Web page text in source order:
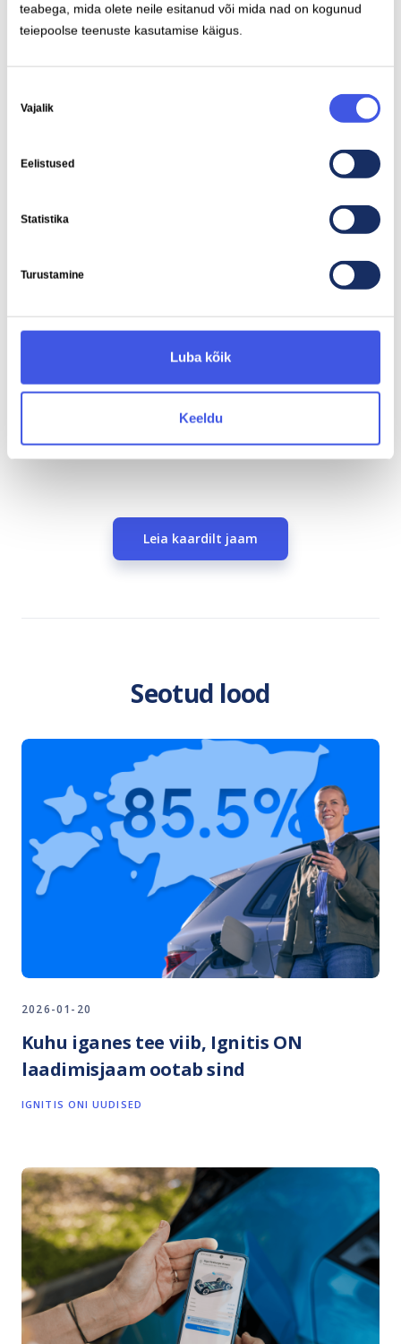
teabega, mida olete neile esitanud või mida nad on kogunud
teiepoolse teenuste kasutamise käigus.
valik
Vajalik
Eelistused
Statistika
Turustamine
Luba kõik
Keeldu
Näita teed
Aruküla tee 5, Jüri, 75301 Harju maakond, Estonia
Näita teed
Leia kaardilt jaam
Seotud lood
2026-01-20
Kuhu iganes tee viib, Ignitis ON
laadimisjaam ootab sind
IGNITIS ONI UUDISED